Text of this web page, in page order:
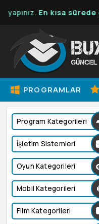
En kısa sürede
PROGRAMLAR
Program Kategorileri
İşletim Sistemleri
Oyun Kategorileri
Mobil Kategorileri
Film Kategorileri